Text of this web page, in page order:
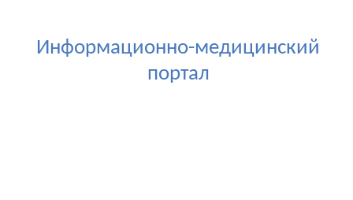
Информационно-медицинский
портал